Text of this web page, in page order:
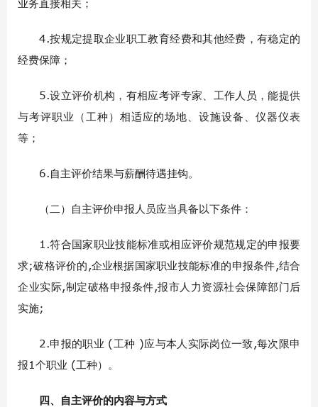
业务直接相关；
4.按规定提取企业职工教育经费和其他经费，有稳定的
经费保障；
5.设立评价机构，有相应考评专家、工作人员，能提供
与考评职业（工种）相适应的场地、设施设备、仪器仪表
等；
6.自主评价结果与薪酬待遇挂钩。
（二）自主评价申报人员应当具备以下条件：
1.符合国家职业技能标准或相应评价规范规定的申报要
求;破格评价的,企业根据国家职业技能标准的申报条件,结合
企业实际,制定破格申报条件,报市人力资源社会保障部门后
实施;
2.申报的职业 (工种 )应与本人实际岗位一致,每次限申
报1个职业 (工种）。
四、自主评价的内容与方式